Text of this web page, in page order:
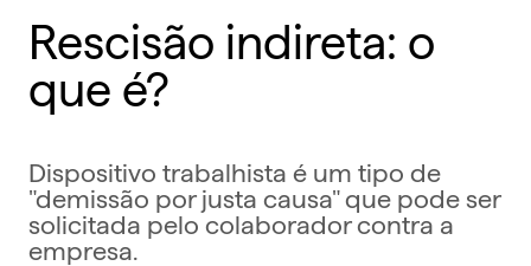
Rescisão indireta: o
que é?
Dispositivo trabalhista é um tipo de
"demissão por justa causa" que pode ser
solicitada pelo colaborador contra a
empresa.